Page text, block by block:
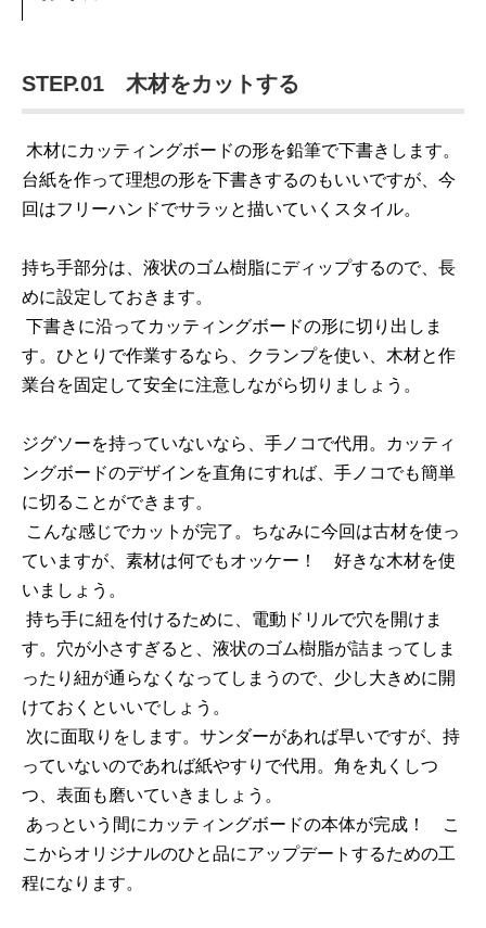
STEP.01 木材をカットする
木材にカッティングボードの形を鉛筆で下書きします。
台紙を作って理想の形を下書きするのもいいですが、今
回はフリーハンドでサラッと描いていくスタイル。
持ち手部分は、液状のゴム樹脂にディップするので、長
めに設定しておきます。
下書きに沿ってカッティングボードの形に切り出しま
す。ひとりで作業するなら、クランプを使い、木材と作
業台を固定して安全に注意しながら切りましょう。
ジグソーを持っていないなら、手ノコで代用。カッティ
ングボードのデザインを直角にすれば、手ノコでも簡単
に切ることができます。
こんな感じでカットが完了。ちなみに今回は古材を使っ
ていますが、素材は何でもオッケー！ 好きな木材を使
いましょう。
持ち手に紐を付けるために、電動ドリルで穴を開けま
す。穴が小さすぎると、液状のゴム樹脂が詰まってしま
ったり紐が通らなくなってしまうので、少し大きめに開
けておくといいでしょう。
次に面取りをします。サンダーがあれば早いですが、持
っていないのであれば紙やすりで代用。角を丸くしつ
つ、表面も磨いていきましょう。
あっという間にカッティングボードの本体が完成！ こ
こからオリジナルのひと品にアップデートするための工
程になります。